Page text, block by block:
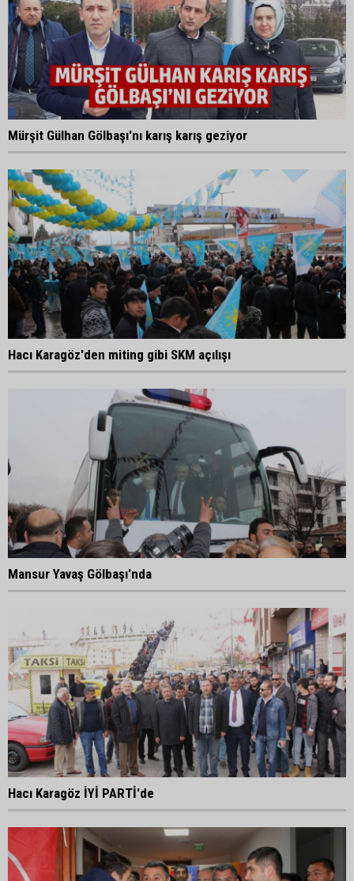
Mürşit Gülhan Gölbaşı'nı karış karış geziyor
Hacı Karagöz'den miting gibi SKM açılışı
Mansur Yavaş Gölbaşı'nda
Hacı Karagöz İYİ PARTİ'de